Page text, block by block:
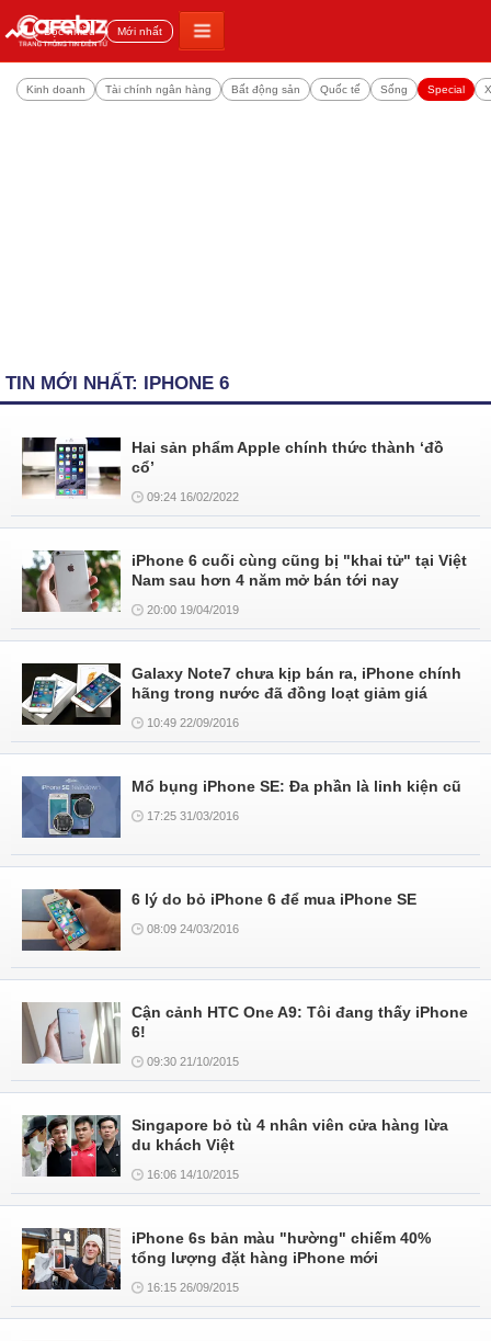
Đọc nhiều Mới nhất
Kinh doanh Tài chính ngân hàng Bất động sản Quốc tế Sống Special
TIN MỚI NHẤT: IPHONE 6
Hai sản phẩm Apple chính thức thành ‘đồ
cổ’
09:24 16/02/2022
iPhone 6 cuối cùng cũng bị "khai tử" tại Việt
Nam sau hơn 4 năm mở bán tới nay
20:00 19/04/2019
Galaxy Note7 chưa kịp bán ra, iPhone chính
hãng trong nước đã đồng loạt giảm giá
10:49 22/09/2016
Mổ bụng iPhone SE: Đa phần là linh kiện cũ
17:25 31/03/2016
6 lý do bỏ iPhone 6 để mua iPhone SE
08:09 24/03/2016
Cận cảnh HTC One A9: Tôi đang thấy iPhone
6!
09:30 21/10/2015
Singapore bỏ tù 4 nhân viên cửa hàng lừa
du khách Việt
16:06 14/10/2015
iPhone 6s bản màu "hường" chiếm 40%
tổng lượng đặt hàng iPhone mới
16:15 26/09/2015